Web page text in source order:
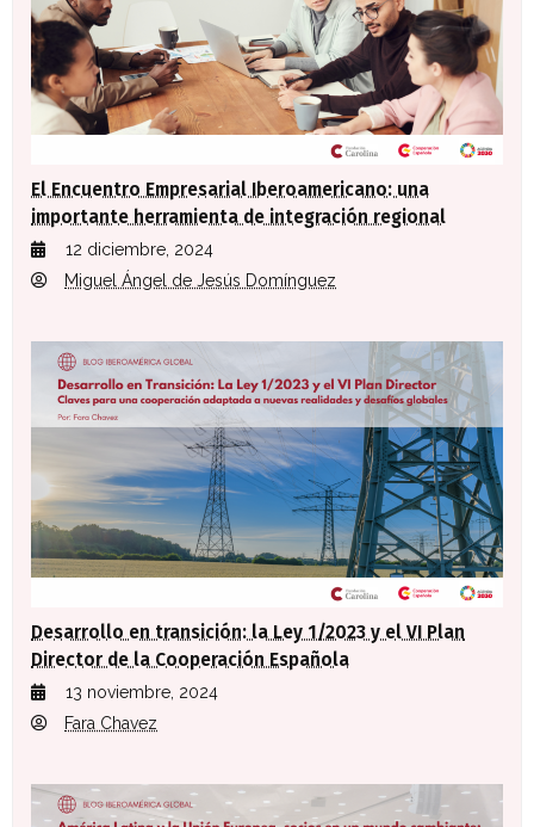
El Encuentro Empresarial Iberoamericano: una
importante herramienta de integración regional
12 diciembre, 2024
Miguel Ángel de Jesús Domínguez
Desarrollo en transición: la Ley 1/2023 y el VI Plan
Director de la Cooperación Española
13 noviembre, 2024
Fara Chavez